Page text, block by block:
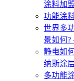
涂料加
功能涂
世界多
景如何?
静电如
纳斯涂
多功能